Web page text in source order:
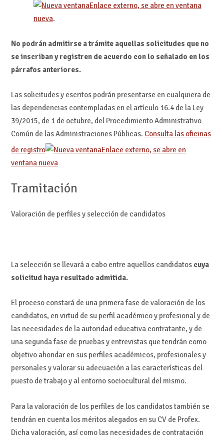
Enlace externo, se abre en ventana
nueva.
No podrán admitirse a trámite aquellas solicitudes que no
se inscriban y registren de acuerdo con lo señalado en los
párrafos anteriores.
Las solicitudes y escritos podrán presentarse en cualquiera de
las dependencias contempladas en el artículo 16.4 de la Ley
39/2015, de 1 de octubre, del Procedimiento Administrativo
Común de las Administraciones Públicas. Consulta las oficinas
de registro
Enlace externo, se abre en
ventana nueva
Tramitación
Valoración de perfiles y selección de candidatos
La selección se llevará a cabo entre aquellos candidatos cuya
solicitud haya resultado admitida.
El proceso constará de una primera fase de valoración de los
candidatos, en virtud de su perfil académico y profesional y de
las necesidades de la autoridad educativa contratante, y de
una segunda fase de pruebas y entrevistas que tendrán como
objetivo ahondar en sus perfiles académicos, profesionales y
personales y valorar su adecuación a las características del
puesto de trabajo y al entorno sociocultural del mismo.
Para la valoración de los perfiles de los candidatos también se
tendrán en cuenta los méritos alegados en su CV de Profex.
Dicha valoración, así como las necesidades de contratación